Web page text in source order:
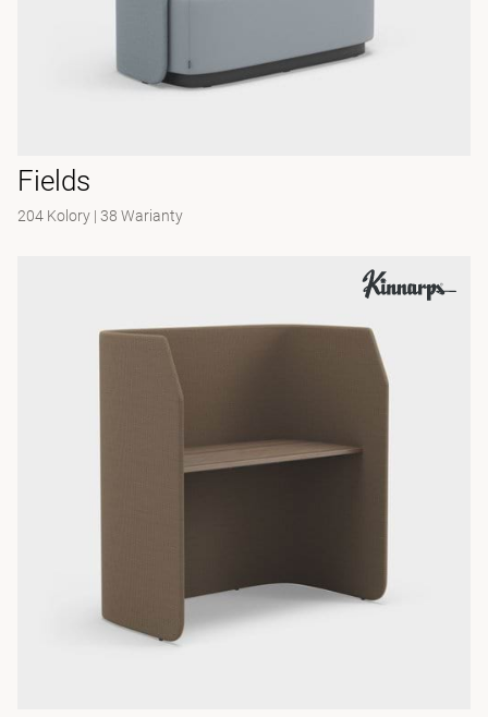
Fields
204 Kolory | 38 Warianty